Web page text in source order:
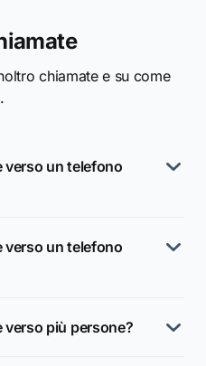
chiamate e su come
verso un telefono
verso un telefono
verso più persone?